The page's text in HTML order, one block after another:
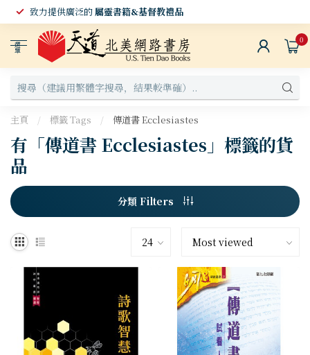
致力提供廣泛的屬靈書籍&基督教禮品
選
單
0
主頁 / 標籤 Tags / 傳道書 Ecclesiastes
有「傳道書 Ecclesiastes」標籤的貨
品
分類 Filters